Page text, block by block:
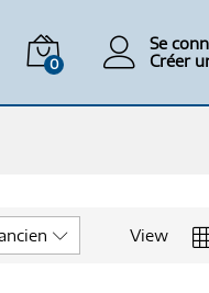
0
Se
Créer
View